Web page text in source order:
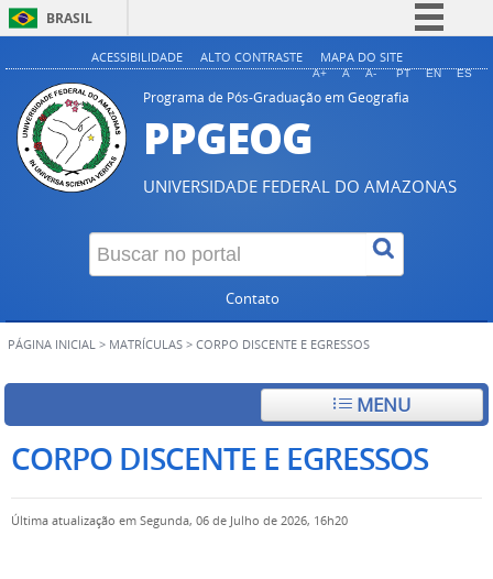
BRASIL
Simplifique!
Comunica BR
Acesso à informação
Legislação
Canais
ACESSIBILIDADE ALTO CONTRASTE MAPA DO SITE
A+ A A- PT EN ES
Programa de Pós-Graduação em Geografia
PPGEOG
UNIVERSIDADE FEDERAL DO AMAZONAS
Contato
PÁGINA INICIAL > MATRÍCULAS > CORPO DISCENTE E EGRESSOS
MENU
CORPO DISCENTE E EGRESSOS
Última atualização em Segunda, 06 de Julho de 2026, 16h20